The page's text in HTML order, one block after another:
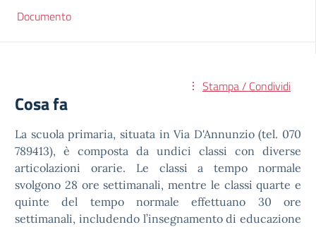
Documento
Stampa / Condividi
Cosa fa
La scuola primaria, situata in Via D'Annunzio (tel. 070
789413), è composta da undici classi con diverse
articolazioni orarie. Le classi a tempo normale
svolgono 28 ore settimanali, mentre le classi quarte e
quinte del tempo normale effettuano 30 ore
settimanali, includendo l’insegnamento di educazione